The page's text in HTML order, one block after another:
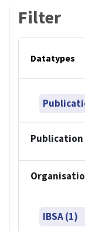
Filter
Datatypes
Publication
IBSA (1)